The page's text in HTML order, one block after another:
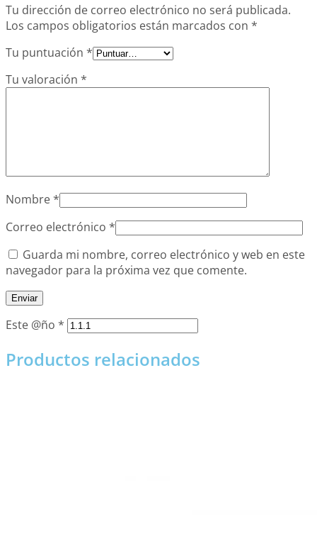
Tu dirección de correo electrónico no será publicada.
Los campos obligatorios están marcados con *
Tu puntuación *
Tu valoración *
Nombre *
Correo electrónico *
Guarda mi nombre, correo electrónico y web en este
navegador para la próxima vez que comente.
Este @ño *
Productos relacionados